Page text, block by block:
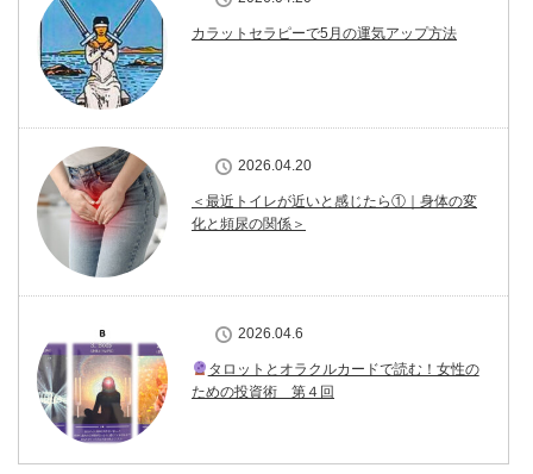
カラットセラピーで5月の運気アップ方法
2026.04.20
＜最近トイレが近いと感じたら①｜身体の変
化と頻尿の関係＞
2026.04.6
タロットとオラクルカードで読む！女性の
ための投資術 第４回